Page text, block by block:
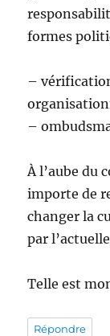
formes
–
–
À l’aube du
importe de
changer la
par
Telle est
Répondre